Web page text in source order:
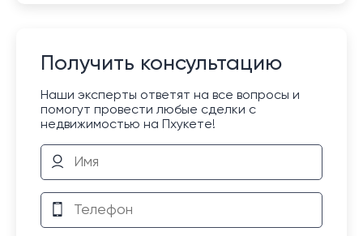
Получить консультацию
Наши эксперты ответят на все вопросы и
помогут провести любые сделки с
недвижимостью на Пхукете!